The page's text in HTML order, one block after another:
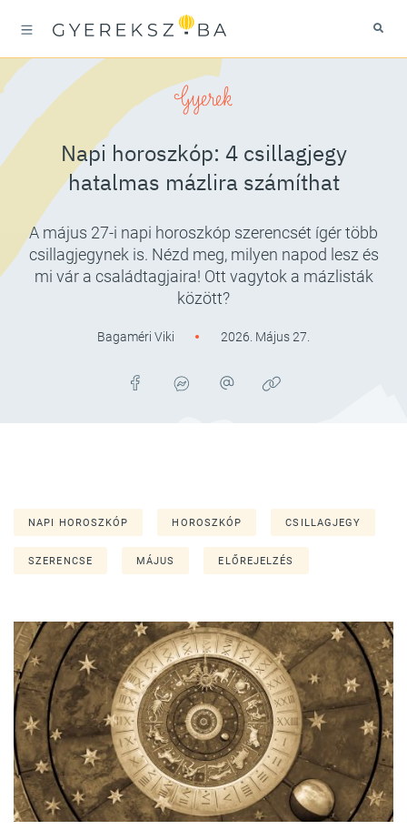
Gyerek
Napi horoszkóp: 4 csillagjegy
hatalmas mázlira számíthat
A május 27-i napi horoszkóp szerencsét ígér több
csillagjegynek is. Nézd meg, milyen napod lesz és
mi vár a családtagjaira! Ott vagytok a mázlisták
között?
Bagaméri Viki 2026. Május 27.
NAPI HOROSZKÓP HOROSZKÓP CSILLAGJEGY
SZERENCSE MÁJUS ELŐREJELZÉS